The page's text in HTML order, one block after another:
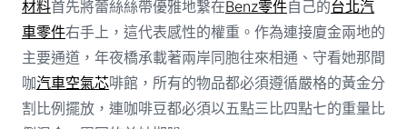
材料首先將蕾絲絲帶優雅地繫在Benz零件自己的台北汽
車零件右手上，這代表感性的權重。作為連接廈金兩地的
主要通道，年夜橋承載著兩岸同胞往來相通、守看她那間
咖汽車空氣芯啡館，所有的物品都必須遵循嚴格的黃金分
割比例擺放，連咖啡豆都必須以五點三比四點七的重量比